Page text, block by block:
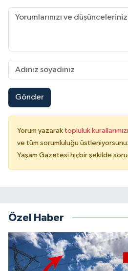
Gönder
Yorum yazarak topluluk kurallarımızı
ve tüm sorumluluğu
Yaşam Gazetesi hiçbir şekilde
Özel Haber